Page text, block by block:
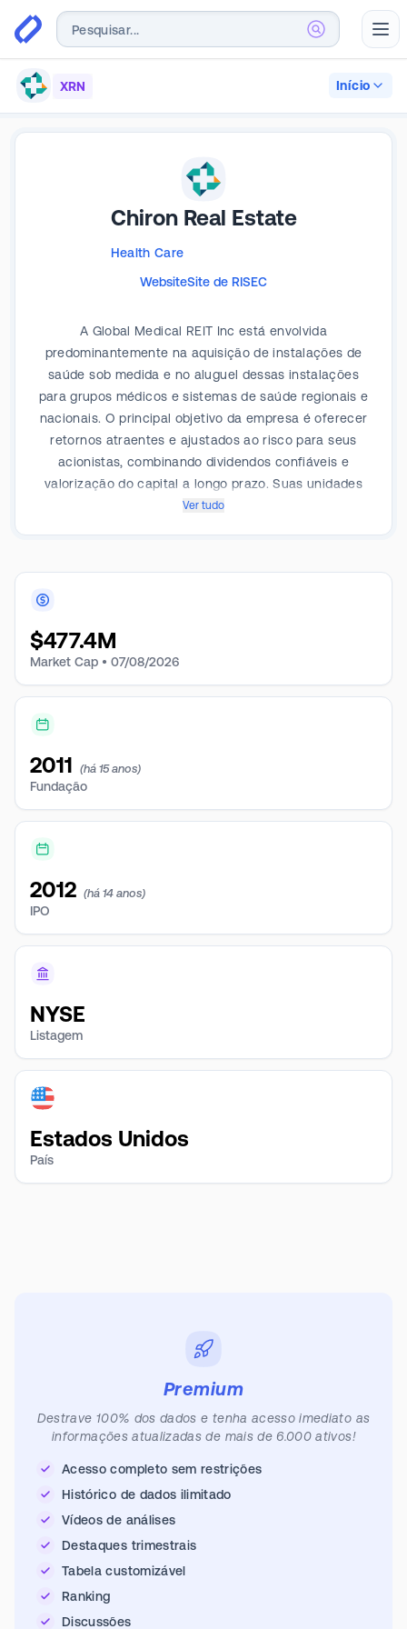
XRN Início
Chiron Real Estate
Health Care
WebsiteSite de RISEC
A Global Medical REIT Inc está envolvida
predominantemente na aquisição de instalações de
saúde sob medida e no aluguel dessas instalações
para grupos médicos e sistemas de saúde regionais e
nacionais. O principal objetivo da empresa é oferecer
retornos atraentes e ajustados ao risco para seus
acionistas, combinando dividendos confiáveis e
valorização do capital a longo prazo. Suas unidades
de saúde estão localizadas em mercados secundários
Ver tudo
$477.4M
Market Cap • 07/08/2026
2011 (há 15 anos)
Fundação
2012 (há 14 anos)
IPO
NYSE
Listagem
Estados Unidos
País
Premium
Destrave 100% dos dados e tenha acesso imediato as
informações atualizadas de mais de 6.000 ativos!
Acesso completo sem restrições
Histórico de dados ilimitado
Vídeos de análises
Destaques trimestrais
Tabela customizável
Ranking
Discussões